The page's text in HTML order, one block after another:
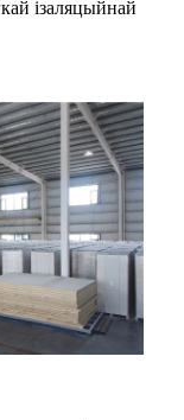
ізаляцыйнай